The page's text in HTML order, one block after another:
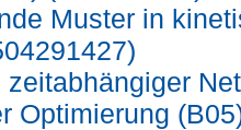
Muster in
Optimierung